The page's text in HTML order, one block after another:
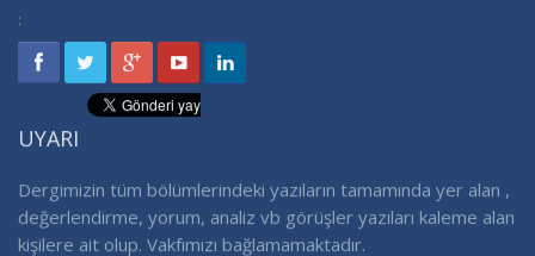
:
UYARI
Dergimizin tüm bölümlerindeki yazıların tamamında yer alan ,
değerlendirme, yorum, analiz vb görüşler yazıları kaleme alan
kişilere ait olup. Vakfımızı bağlamamaktadır.